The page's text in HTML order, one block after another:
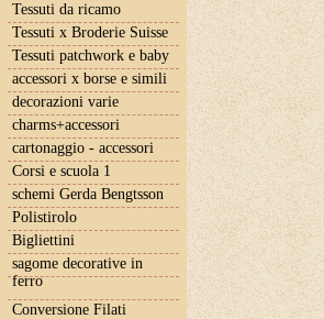
Tessuti da ricamo
Tessuti x Broderie Suisse
Tessuti patchwork e baby
accessori x borse e simili
decorazioni varie
charms+accessori
cartonaggio - accessori
Corsi e scuola 1
schemi Gerda Bengtsson
Polistirolo
Bigliettini
sagome decorative in
ferro
Conversione Filati